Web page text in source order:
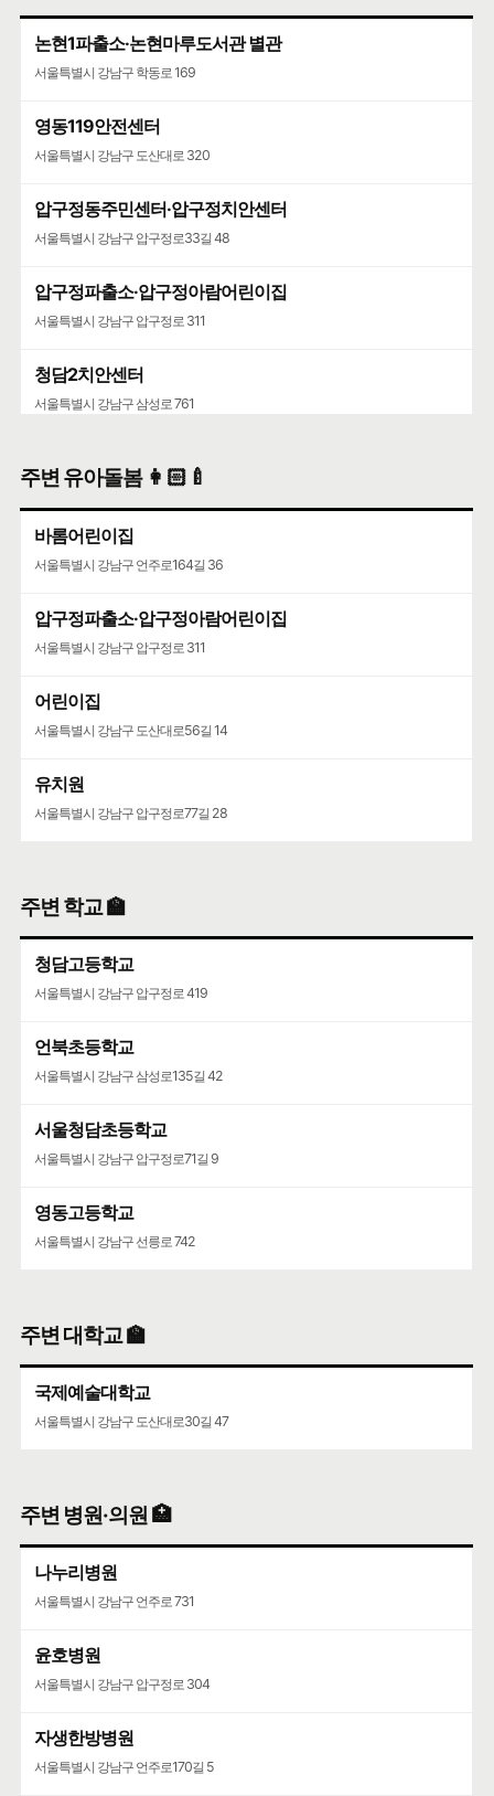
논현1파출소·논현마루도서관 별관
서울특별시 강남구 학동로 169
영동119안전센터
서울특별시 강남구 도산대로 320
압구정동주민센터·압구정치안센터
서울특별시 강남구 압구정로33길 48
압구정파출소·압구정아람어린이집
서울특별시 강남구 압구정로 311
청담2치안센터
서울특별시 강남구 삼성로 761
주변 유아돌봄 👩🏻‍🍼
바롬어린이집
서울특별시 강남구 언주로164길 36
압구정파출소·압구정아람어린이집
서울특별시 강남구 압구정로 311
어린이집
서울특별시 강남구 도산대로56길 14
유치원
서울특별시 강남구 압구정로77길 28
주변 학교 🏫
청담고등학교
서울특별시 강남구 압구정로 419
언북초등학교
서울특별시 강남구 삼성로135길 42
서울청담초등학교
서울특별시 강남구 압구정로71길 9
영동고등학교
서울특별시 강남구 선릉로 742
주변 대학교 🏫
국제예술대학교
서울특별시 강남구 도산대로30길 47
주변 병원·의원 🏥
나누리병원
서울특별시 강남구 언주로 731
윤호병원
서울특별시 강남구 압구정로 304
자생한방병원
서울특별시 강남구 언주로170길 5